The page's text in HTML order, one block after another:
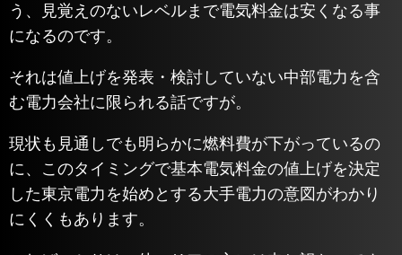
う、見覚えのないレベルまで電気料金は安くなる事
になるのです。
それは値上げを発表・検討していない中部電力を含
む電力会社に限られる話ですが。
現状も見通しでも明らかに燃料費が下がっているの
に、このタイミングで基本電気料金の値上げを決定
した東京電力を始めとする大手電力の意図がわかり
にくくもあります。